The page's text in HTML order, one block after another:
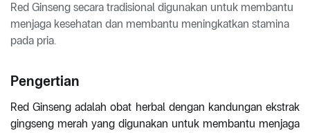
Red Ginseng secara tradisional digunakan untuk membantu
menjaga kesehatan dan membantu meningkatkan stamina
pada pria.
Pengertian
Red Ginseng adalah obat herbal dengan kandungan ekstrak
gingseng merah yang digunakan untuk membantu menjaga